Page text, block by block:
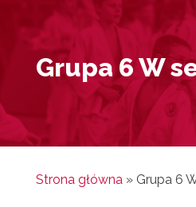
Grupa 6 W
Strona główna» Grupa 6